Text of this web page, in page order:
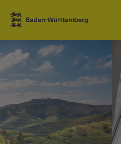
Sauter au contenu
Link zur Startseite